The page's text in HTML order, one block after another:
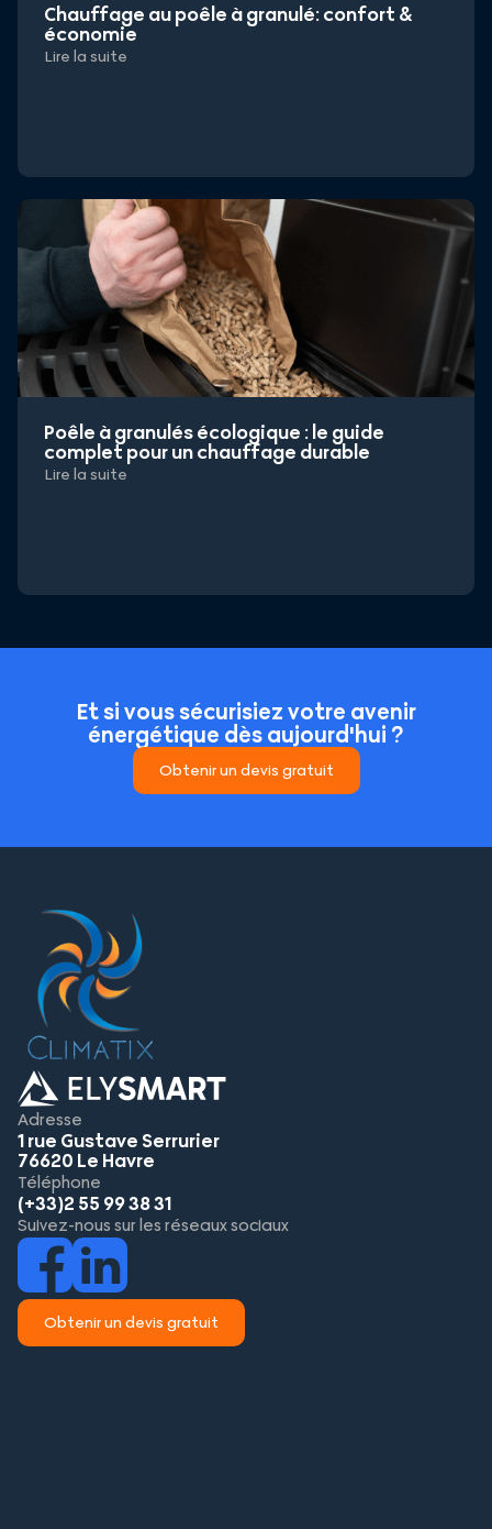
Chauffage au poêle à granulé: confort &
économie
Lire la suite
Poêle à granulés écologique : le guide
complet pour un chauffage durable
Lire la suite
Et si vous sécurisiez votre avenir
énergétique dès aujourd'hui ?
Obtenir un devis gratuit
Adresse
1 rue Gustave Serrurier
76620 Le Havre
Téléphone
(+33)2 55 99 38 31
Suivez-nous sur les réseaux sociaux
Obtenir un devis gratuit